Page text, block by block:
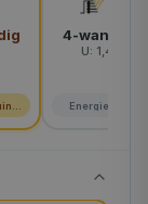
4-wandig
U: 1,4
Energie A+